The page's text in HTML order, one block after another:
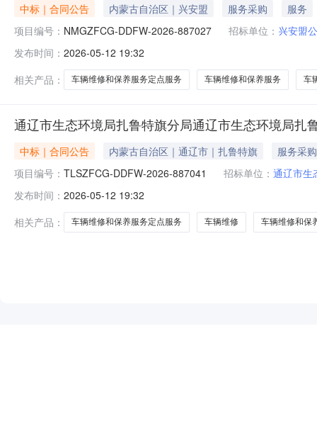
中标｜合同公告 内蒙古自治区｜兴安盟 服务采购
服务
项目编号： NMGZFCG-DDFW-2026-887027 招标单位： 兴安盟
发布时间： 2026-05-12 19:32
相关产品：
车辆维修和保养服务定点服务 车辆维修和保养服务 车
通辽市生态环境局扎鲁特旗分局通辽市生态环境局
中标｜合同公告 内蒙古自治区｜通辽市｜扎鲁特旗
服务采购
项目编号： TLSZFCG-DDFW-2026-887041 招标单位： 通辽市生
发布时间： 2026-05-12 19:32
相关产品：
车辆维修和保养服务定点服务 车辆维修 车辆维修和保